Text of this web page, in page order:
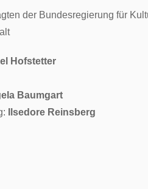
der Bundesregierung für
Hofstetter
Baumgart
Ilsedore Reinsberg